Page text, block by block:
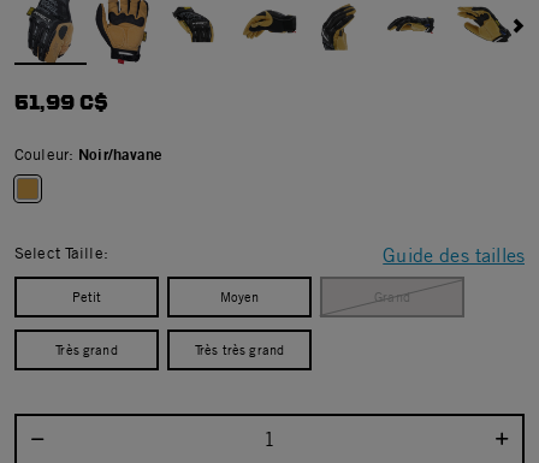
51,99 C$
Couleur: Noir/havane
Guide des tailles
Select Taille:
Petit Moyen Grand
Très grand Très très grand